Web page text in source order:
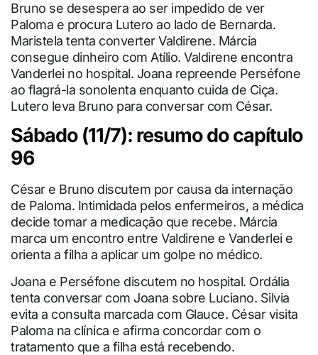
Bruno se desespera ao ser impedido de ver
Paloma e procura Lutero ao lado de Bernarda.
Maristela tenta converter Valdirene. Márcia
consegue dinheiro com Atílio. Valdirene encontra
Vanderlei no hospital. Joana repreende Perséfone
ao flagrá-la sonolenta enquanto cuida de Ciça.
Lutero leva Bruno para conversar com César.
Sábado (11/7): resumo do capítulo
96
César e Bruno discutem por causa da internação
de Paloma. Intimidada pelos enfermeiros, a médica
decide tomar a medicação que recebe. Márcia
marca um encontro entre Valdirene e Vanderlei e
orienta a filha a aplicar um golpe no médico.
Joana e Perséfone discutem no hospital. Ordália
tenta conversar com Joana sobre Luciano. Silvia
evita a consulta marcada com Glauce. César visita
Paloma na clínica e afirma concordar com o
tratamento que a filha está recebendo.